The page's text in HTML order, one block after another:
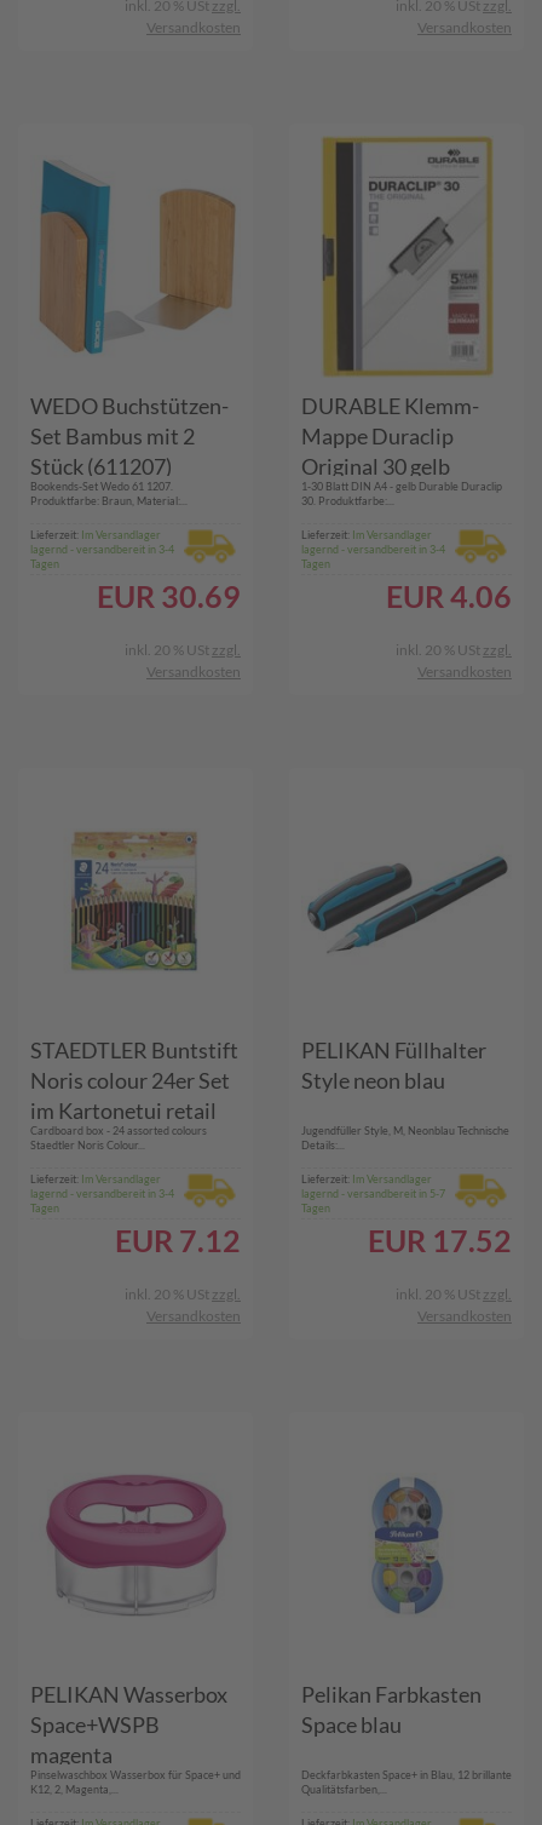
inkl. 20 % USt zzgl.
Versandkosten
inkl. 20 % USt zzgl.
Versandkosten
WEDO Buchstützen-
Set Bambus mit 2
Stück (611207)
Bookends-Set Wedo 61 1207.
Produktfarbe: Braun, Material:...
Lieferzeit: Im Versandlager
lagernd - versandbereit in 3-4
Tagen
EUR 30.69
inkl. 20 % USt zzgl.
Versandkosten
DURABLE Klemm-
Mappe Duraclip
Original 30 gelb
(220004)
1-30 Blatt DIN A4 - gelb Durable Duraclip
30. Produktfarbe:...
Lieferzeit: Im Versandlager
lagernd - versandbereit in 3-4
Tagen
EUR 4.06
inkl. 20 % USt zzgl.
Versandkosten
STAEDTLER Buntstift
Noris colour 24er Set
im Kartonetui retail
(185 C24)
Cardboard box - 24 assorted colours
Staedtler Noris Colour...
Lieferzeit: Im Versandlager
lagernd - versandbereit in 3-4
Tagen
EUR 7.12
inkl. 20 % USt zzgl.
Versandkosten
PELIKAN Füllhalter
Style neon blau
Jugendfüller Style, M, Neonblau Technische
Details:...
Lieferzeit: Im Versandlager
lagernd - versandbereit in 5-7
Tagen
EUR 17.52
inkl. 20 % USt zzgl.
Versandkosten
PELIKAN Wasserbox
Space+WSPB
magenta
Pinselwaschbox Wasserbox für Space+ und
K12, 2, Magenta,...
Pelikan Farbkasten
Space blau
Deckfarbkasten Space+ in Blau, 12 brillante
Qualitätsfarben,...